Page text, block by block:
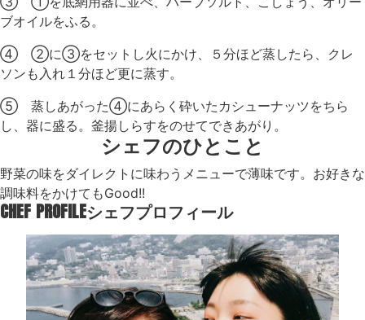
ブオイルをふる。
④ ②に③をセットし火にかけ、５分ほど蒸したら、クレ
ソンも入れ１分ほど更に蒸す。
⑤ 蒸しあがった④にあらく砕いたカシューナッツをちら
し、器に盛る。釜揚しらすをのせてできあがり。
シェフのひとこと
野菜の味をダイレクトに味わうメニューで薄味です。お好きな
調味料をかけてもGood!!
CHEF PROFILEシェフプロフィール